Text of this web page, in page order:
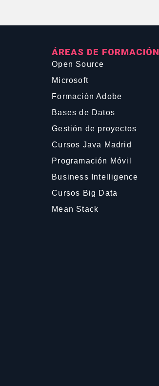
ÁREAS DE FORMACIÓN
Open Source
Microsoft
Formación Adobe
Bases de Datos
Gestión de proyectos
Cursos Java Madrid
Programación Móvil
Business Intelligence
Cursos Big Data
Mean Stack